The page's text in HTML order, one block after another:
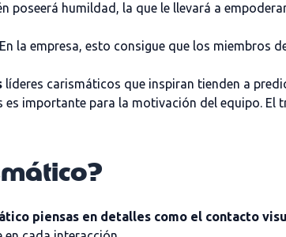
poseerá humildad, la que le llevará a
En la empresa, esto consigue que los miembros
líderes carismáticos que inspiran tienden a
importante para la motivación del equipo. El
piensas en detalles como el contacto